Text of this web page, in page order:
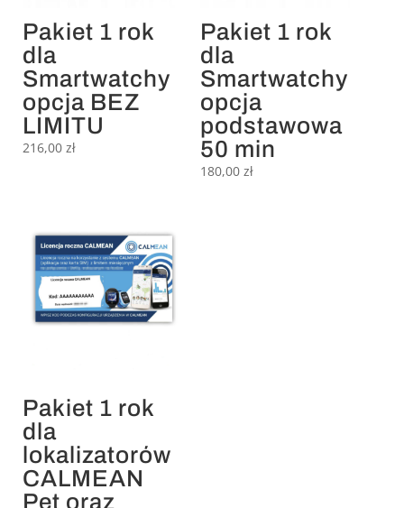
Pakiet 1 rok
dla
Smartwatchy
opcja BEZ
LIMITU
216,00 zł
Pakiet 1 rok
dla
Smartwatchy
opcja
podstawowa
50 min
180,00 zł
Pakiet 1 rok
dla
lokalizatorów
CALMEAN
Pet oraz